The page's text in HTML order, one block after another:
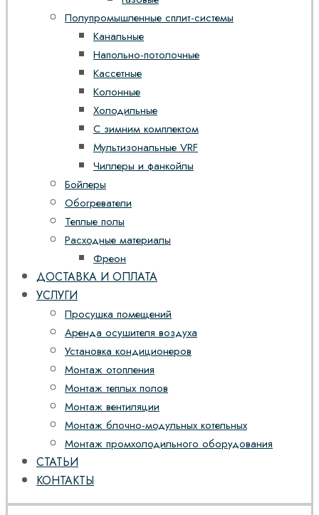
Полупромышленные сплит-системы
Канальные
Напольно-потолочные
Кассетные
Колонные
Холодильные
С зимним комплектом
Мультизональные VRF
Чиллеры и фанкойлы
Бойлеры
Обогреватели
Теплые полы
Расходные материалы
Фреон
ДОСТАВКА И ОПЛАТА
УСЛУГИ
Просушка помещений
Аренда осушителя воздуха
Установка кондиционеров
Монтаж отопления
Монтаж теплых полов
Монтаж вентиляции
Монтаж блочно-модульных котельных
Монтаж промхолодильного оборудования
СТАТЬИ
КОНТАКТЫ